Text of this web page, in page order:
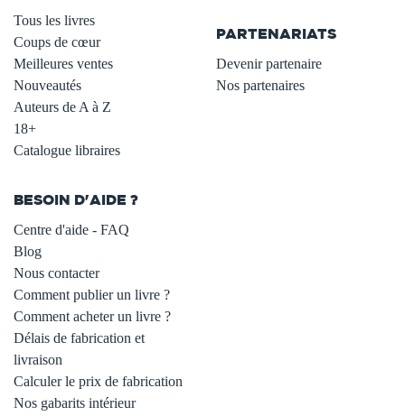
Tous les livres
Coups de cœur
Meilleures ventes
Nouveautés
Auteurs de A à Z
18+
Catalogue libraires
PARTENARIATS
Devenir partenaire
Nos partenaires
BESOIN D'AIDE ?
Centre d'aide - FAQ
Blog
Nous contacter
Comment publier un livre ?
Comment acheter un livre ?
Délais de fabrication et
livraison
Calculer le prix de fabrication
Nos gabarits intérieur